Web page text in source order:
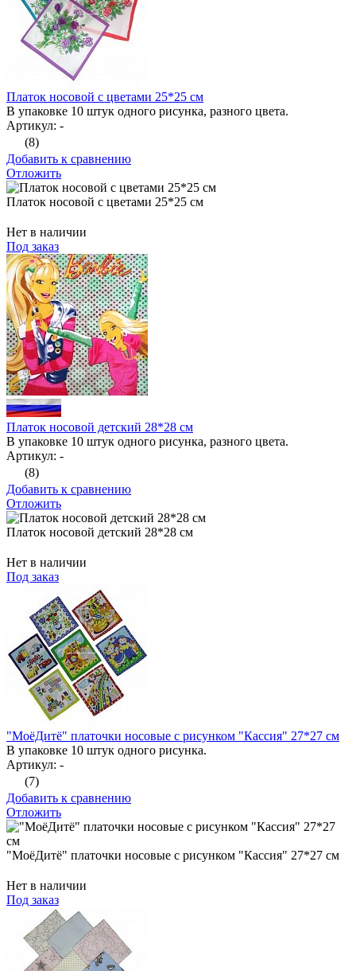
Платок носовой с цветами 25*25 см
В упаковке 10 штук одного рисунка, разного цвета.
Артикул: -
(8)
Добавить к сравнению
Отложить
Платок носовой с цветами 25*25 см
Нет в наличии
Под заказ
Платок носовой детский 28*28 см
В упаковке 10 штук одного рисунка, разного цвета.
Артикул: -
(8)
Добавить к сравнению
Отложить
Платок носовой детский 28*28 см
Нет в наличии
Под заказ
"МоёДитё" платочки носовые с рисунком "Кассия" 27*27 см
В упаковке 10 штук одного рисунка.
Артикул: -
(7)
Добавить к сравнению
Отложить
"МоёДитё" платочки носовые с рисунком "Кассия" 27*27 см
Нет в наличии
Под заказ